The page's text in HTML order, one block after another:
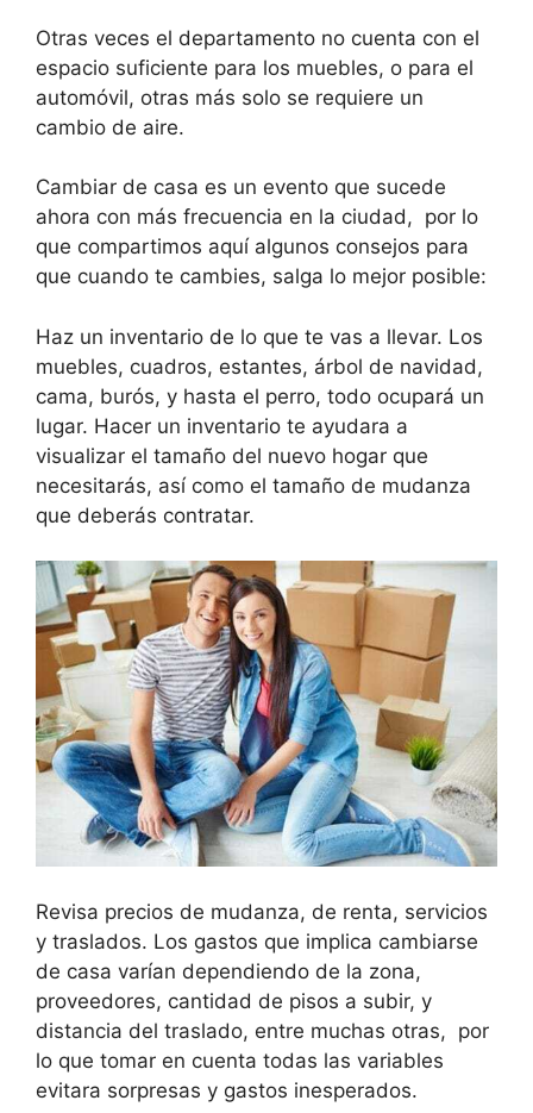
Otras veces el departamento no cuenta con el
espacio suficiente para los muebles, o para el
automóvil, otras más solo se requiere un
cambio de aire.
Cambiar de casa es un evento que sucede
ahora con más frecuencia en la ciudad, por lo
que compartimos aquí algunos consejos para
que cuando te cambies, salga lo mejor posible:
Haz un inventario de lo que te vas a llevar. Los
muebles, cuadros, estantes, árbol de navidad,
cama, burós, y hasta el perro, todo ocupará un
lugar. Hacer un inventario te ayudara a
visualizar el tamaño del nuevo hogar que
necesitarás, así como el tamaño de mudanza
que deberás contratar.
Revisa precios de mudanza, de renta, servicios
y traslados. Los gastos que implica cambiarse
de casa varían dependiendo de la zona,
proveedores, cantidad de pisos a subir, y
distancia del traslado, entre muchas otras, por
lo que tomar en cuenta todas las variables
evitara sorpresas y gastos inesperados.